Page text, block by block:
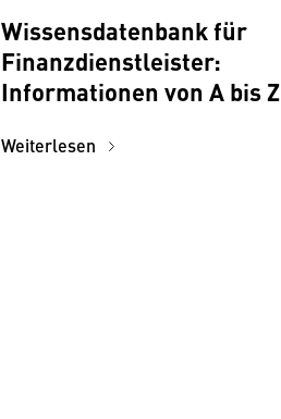
Wissensdatenbank für
Finanzdienstleister:
Informationen von A bis Z
Weiterlesen